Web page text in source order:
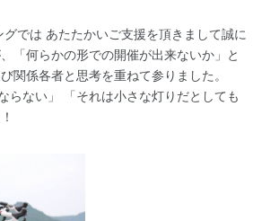
では あたたかいご支援を頂きまして誠に
「何らかの形での開催が出来ないか」と
関係各者と思考を重ねて参りました。
らない」 「それは小さな灯りだとしても